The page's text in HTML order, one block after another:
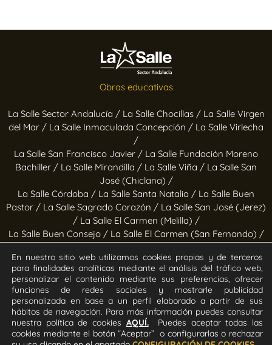
Obras educativas
La Salle Sector Andalucía / La Salle Chocillas / La Salle Virgen
del Mar / La Salle Inmaculada Concepción / La Salle Virlecha
/
La Salle San Francisco Javier / La Salle Fundación Moreno
Bachiller / La Salle Mirandilla / La Salle Viña / La Salle San
José (Chiclana) /
La Salle Córdoba / La Salle Santa Natalia / La Salle Buen
Pastor / La Salle Sagrado Corazón / La Salle San José (Jerez)
/ La Salle El Carmen (Melilla) /
La Salle Buen Consejo / La Salle El Carmen (San Fernando) /
Purísima
Obras socioeducativas
Estrella Azahara /Manos Abiertas /Hogar Jerez / Proyecto
Alfa /Hogar San Ramón y San Fernando / Calor en la Noche
En nuestro sitio web utilizamos cookies propias y de terceros
para finalidades analíticas mediante el análisis del tráfico web,
personalizar el contenido mediante sus preferencias, ofrecer
funciones de redes sociales y mostrarle publicidad
personalizada en base a un perfil elaborado a partir de sus
hábitos de navegación. Para más información puedes consultar
nuestra política de cookies AQUÍ.
Puedes aceptar todas las
cookies mediante el botón “Aceptar” o configurarlas o rechazar